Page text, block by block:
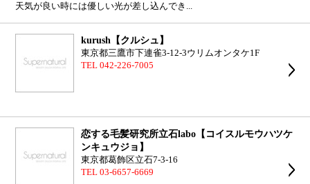
天気が良い時には優しい光が差し込んでき...
kurush【クルシュ】
東京都三鷹市下連雀3-12-3ウリムオンタケ1F
TEL 042-226-7005
恋する毛髪研究所立石labo【コイスルモウハツケ
ンキュウジョ】
東京都葛飾区立石7-3-16
TEL 03-6657-6669